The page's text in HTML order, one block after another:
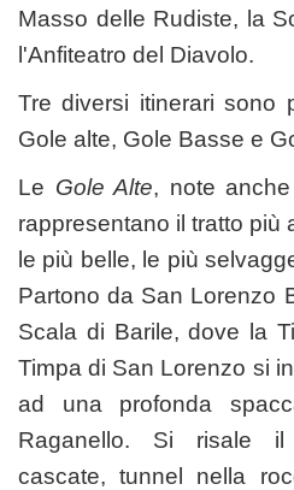
Masso delle Rudiste, la
l'Anfiteatro del Diavolo.
Tre diversi itinerari sono
Gole alte, Gole Basse e
Le Gole Alte, note
rappresentano il tratto più
le più belle, le più
Partono da San Lorenzo
Scala di Barile, dove la
Timpa di San Lorenzo si
ad una profonda
Raganello. Si risale il
cascate, tunnel nella